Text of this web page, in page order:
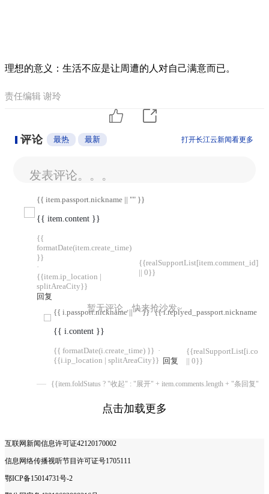
理想的意义：生活不应是让周遭的人对自己满意而已。
责任编辑 谢玲
评论 最热 最新 打开长江云新闻看更多
发表评论。。。
{{ item.passport.nickname || "" }}
{{ item.content }}
{{
formatDate(item.create_time)
}}
·
{{item.ip_location |
splitAreaCity}}
回复
{{realSupportList[item.comment_id]
|| 0}}
{{ i.passport.nickname || "" }} {{ i.replyed_passport.nickname ||
{{ i.content }}
{{ formatDate(i.create_time) }} ·
{{i.ip_location | splitAreaCity}} 回复
|| 0}}
{{item.foldStatus ? "收起" : "展开" + item.comments.length + "条回复"}}
暂无评论，快来抢沙发~
点击加载更多
互联网新闻信息许可证42120170002
信息网络传播视听节目许可证号1705111
鄂ICP备15014731号-2